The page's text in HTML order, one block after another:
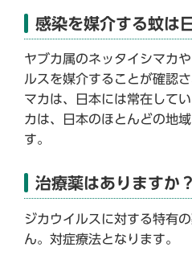
感染を媒介する蚊は
ヤブカ属のネッタイシマカ
ルスを媒介することが確認
マカは、日本には常在して
カは、日本のほとんどの地
す。
治療薬はありますか？
ジカウイルスに対する特有
ん。対症療法となります。